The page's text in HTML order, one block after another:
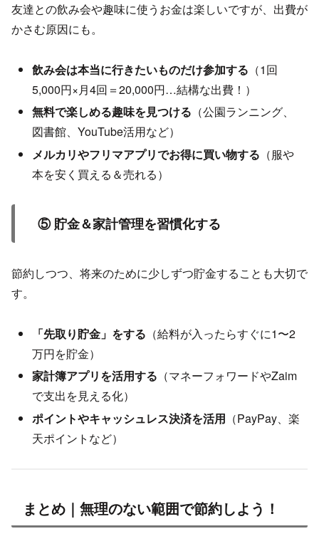
友達との飲み会や趣味に使うお金は楽しいですが、出費が
かさむ原因にも。
飲み会は本当に行きたいものだけ参加する （1回
5,000円×月4回＝20,000円…結構な出費！）
無料で楽しめる趣味を見つける （公園ランニング、
図書館、YouTube活用など）
メルカリやフリマアプリでお得に買い物する （服や
本を安く買える＆売れる）
⑤ 貯金＆家計管理を習慣化する
節約しつつ、将来のために少しずつ貯金することも大切で
す。
「先取り貯金」をする （給料が入ったらすぐに1〜2
万円を貯金）
家計簿アプリを活用する （マネーフォワードやZaim
で支出を見える化）
ポイントやキャッシュレス決済を活用 （PayPay、楽
天ポイントなど）
まとめ｜無理のない範囲で節約しよう！